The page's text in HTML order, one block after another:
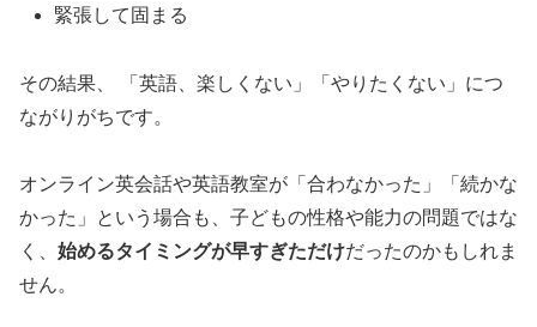
緊張して固まる
その結果、 「英語、楽しくない」「やりたくない」につ
ながりがちです。
オンライン英会話や英語教室が「合わなかった」「続かな
かった」という場合も、子どもの性格や能力の問題ではな
く、 始めるタイミングが早すぎただけだったのかもしれま
せん。